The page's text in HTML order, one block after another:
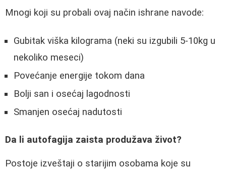
Mnogi koji su probali ovaj način ishrane navode:
Gubitak viška kilograma (neki su izgubili 5-10kg u
nekoliko meseci)
Povećanje energije tokom dana
Bolji san i osećaj lagodnosti
Smanjen osećaj nadutosti
Da li autofagija zaista produžava život?
Postoje izveštaji o starijim osobama koje su